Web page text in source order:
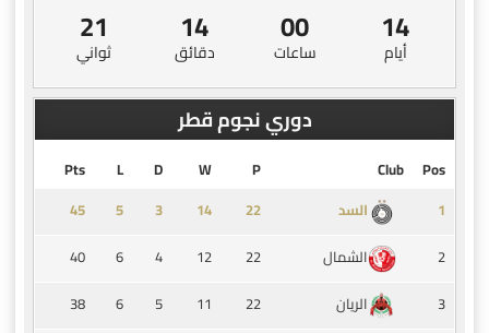
14
أيام
00
ساعات
14
دقائق
20
ثواني
دوري نجوم قطر
Pos
Club
P
W
D
L
Pts
1
السد ‏22
14
3
5
45
2
الشمال 22
12
4
6
40
3
الريان 22
11
5
6
38